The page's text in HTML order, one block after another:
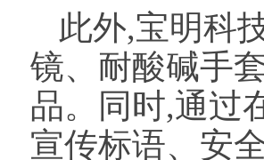
此外,宝明科
镜、耐酸碱手
品。同时,通过
宣传标语、安